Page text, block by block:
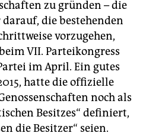
zu gründen – die
die bestehenden
vorzugehen,
VII. Parteikongress
im April. Ein gutes
hatte die offizielle
noch als
Besitzes“ definiert,
die Besitzer“ seien.